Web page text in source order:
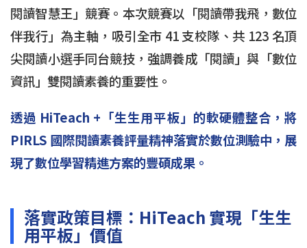
閱讀智慧王」競賽。本次競賽以「閱讀帶我飛，數位
伴我行」為主軸，吸引全市 41 支校隊、共 123 名頂
尖閱讀小選手同台競技，強調養成「閱讀」與「數位
資訊」雙閱讀素養的重要性。
透過 HiTeach +「生生用平板」的軟硬體整合，將
PIRLS 國際閱讀素養評量精神落實於數位測驗中，展
現了數位學習精進方案的豐碩成果。
落實政策目標：HiTeach 實現「生生
用平板」價值